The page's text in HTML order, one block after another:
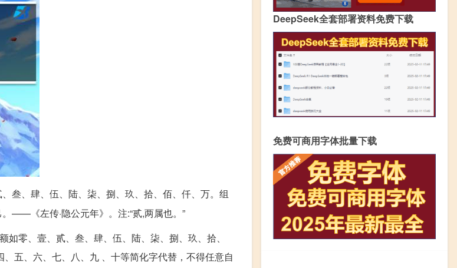
叁、肆、伍、陆、柒、捌、玖、拾、佰、仟、万。组
——《左传·隐公元年》。注:“贰,两属也。”
零、壹、贰、叁、肆、伍、陆、柒、捌、玖、拾、
五、六、七、八、九 、十等简化字代替，不得任意自
DeepSeek全套部署资料免费下载
免费可商用字体批量下载